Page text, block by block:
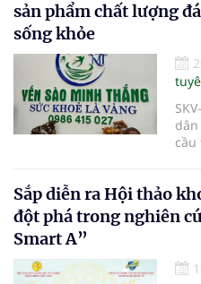
sản phẩm chất lượng
sống khỏe
cầu
dịp
Sắp diễn ra Hội thảo
đột phá trong nghiên
Smart A”